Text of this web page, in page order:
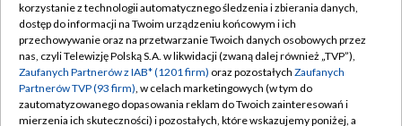
TVP
Abonament TVP
Emisja w TVP
Centrum informacji TVP
Regulamin TVP
Polityka prywatności
Moje zgody
korzystanie z technologii automatycznego śledzenia i zbierania danych,
dostęp do informacji na Twoim urządzeniu końcowym i ich
przechowywanie oraz na przetwarzanie Twoich danych osobowych przez
nas, czyli Telewizję Polską S.A. w likwidacji (zwaną dalej również „TVP”),
Zaufanych Partnerów z IAB* (1201 firm) oraz pozostałych Zaufanych
Partnerów TVP (93 firm), w celach marketingowych (w tym do
zautomatyzowanego dopasowania reklam do Twoich zainteresowań i
mierzenia ich skuteczności) i pozostałych, które wskazujemy poniżej, a